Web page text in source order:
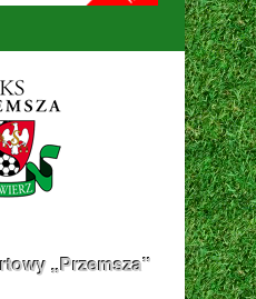
„Przemsza”